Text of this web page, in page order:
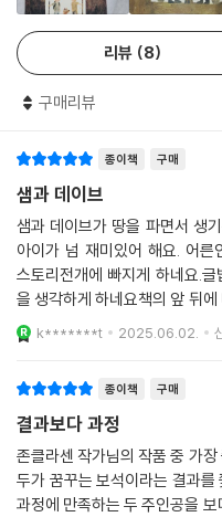
리뷰 8
구매리뷰
종이책 구매
샘과 데이브
샘과 데이브가 땅을 파면서 생
아이가 넘 재미있어 해요. 어른
스토리전개에 빠지게 하네요.
을 생각하게 하네요책의 앞 뒤
유발합니다^^
k*******t 2025.06.02.
종이책 구매
결과보다 과정
존클라센 작가님의 작품 중 가
두가 꿈꾸는 보석이라는 결과를
과정에 만족하는 두 주인공을